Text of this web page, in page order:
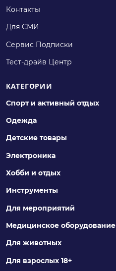
Контакты
Для СМИ
Сервис Подписки
Тест-драйв Центр
КАТЕГОРИИ
Спорт и активный отдых
Одежда
Детские товары
Электроника
Хобби и отдых
Инструменты
Для мероприятий
Медицинское оборудование
Для животных
Для взрослых 18+